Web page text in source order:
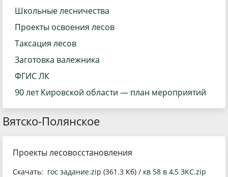
Школьные лесничества
Проекты освоения лесов
Таксация лесов
Заготовка валежника
ФГИС ЛК
90 лет Кировской области — план мероприятий
Вятско-Полянское
Проекты лесовосстановления
Скачать: гос задание.zip (361.3 Кб) / кв 58 в 4,5 ЗКС.zip